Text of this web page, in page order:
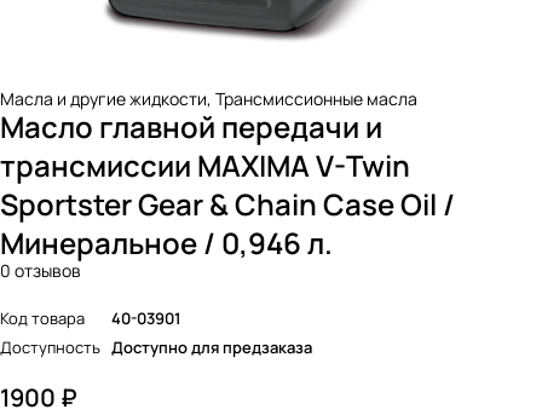
Масла и другие жидкости, Трансмиссионные масла
Масло главной передачи и
трансмиссии MAXIMA V-Twin
Sportster Gear & Chain Case Oil /
Минеральное / 0,946 л.
0 отзывов
Код товара
40-03901
Доступность Доступно для предзаказа
1900 ₽